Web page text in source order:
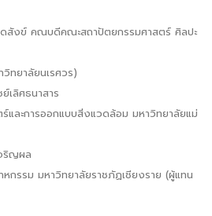
สังข์ คณบดีคณะสถาปัตยกรรมศาสตร์ ศิลปะ
ทยาลัยนเรศวร)
เลิศธนาสาร
ละการออกแบบสิ่งแวดล้อม มหาวิทยาลัยแม่
ริญผล
กรรม มหาวิทยาลัยราชภัฏเชียงราย (ผู้แทน